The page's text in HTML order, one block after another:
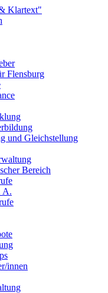
Klartext"
Flensburg
und Gleichstellung
Bereich
A.
innen